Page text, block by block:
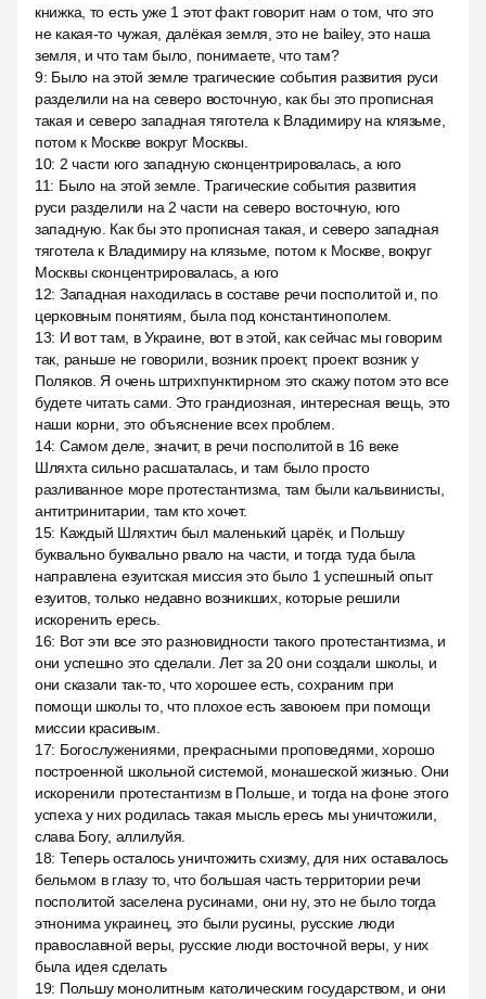
книжка, то есть уже 1 этот факт говорит нам о том, что это
не какая-то чужая, далёкая земля, это не bailey, это наша
земля, и что там было, понимаете, что там?
9: Было на этой земле трагические события развития руси
разделили на на северо восточную, как бы это прописная
такая и северо западная тяготела к Владимиру на клязьме,
потом к Москве вокруг Москвы.
10: 2 части юго западную сконцентрировалась, а юго
11: Было на этой земле. Трагические события развития
руси разделили на 2 части на северо восточную, юго
западную. Как бы это прописная такая, и северо западная
тяготела к Владимиру на клязьме, потом к Москве, вокруг
Москвы сконцентрировалась, а юго
12: Западная находилась в составе речи посполитой и, по
церковным понятиям, была под константинополем.
13: И вот там, в Украине, вот в этой, как сейчас мы говорим
так, раньше не говорили, возник проект, проект возник у
Поляков. Я очень штрихпунктирном это скажу потом это все
будете читать сами. Это грандиозная, интересная вещь, это
наши корни, это объяснение всех проблем.
14: Самом деле, значит, в речи посполитой в 16 веке
Шляхта сильно расшаталась, и там было просто
разливанное море протестантизма, там были кальвинисты,
антитринитарии, там кто хочет.
15: Каждый Шляхтич был маленький царёк, и Польшу
буквально буквально рвало на части, и тогда туда была
направлена езуитская миссия это было 1 успешный опыт
езуитов, только недавно возникших, которые решили
искоренить ересь.
16: Вот эти все это разновидности такого протестантизма, и
они успешно это сделали. Лет за 20 они создали школы, и
они сказали так-то, что хорошее есть, сохраним при
помощи школы то, что плохое есть завоюем при помощи
миссии красивым.
17: Богослужениями, прекрасными проповедями, хорошо
построенной школьной системой, монашеской жизнью. Они
искоренили протестантизм в Польше, и тогда на фоне этого
успеха у них родилась такая мысль ересь мы уничтожили,
слава Богу, аллилуйя.
18: Теперь осталось уничтожить схизму, для них оставалось
бельмом в глазу то, что большая часть территории речи
посполитой заселена русинами, они ну, это не было тогда
этнонима украинец, это были русины, русские люди
православной веры, русские люди восточной веры, у них
была идея сделать
19: Польшу монолитным католическим государством, и они